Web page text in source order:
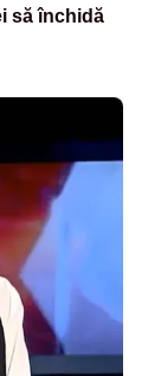
să închidă